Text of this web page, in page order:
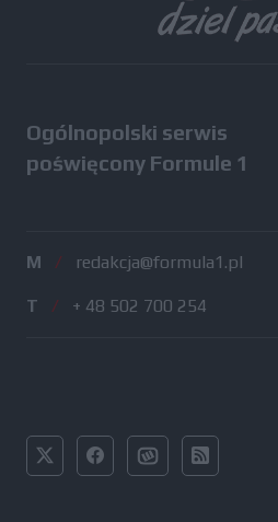
Ogólnopolski serwis
poświęcony Formule 1
M / redakcja@formula1.pl
T / + 48 502 700 254